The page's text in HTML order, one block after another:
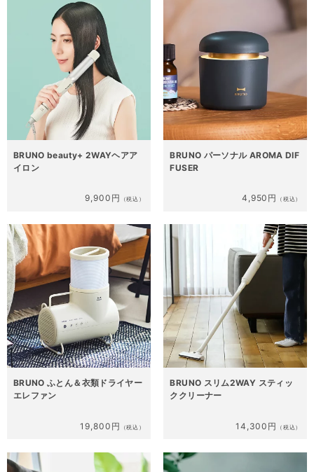
BRUNO beauty+ 2WAYヘアア
イロン
9,900円 （税込）
BRUNO パーソナル AROMA DIF
FUSER
4,950円 （税込）
BRUNO ふとん＆衣類ドライヤー
エレファン
19,800円 （税込）
BRUNO スリム2WAY スティッ
ククリーナー
14,300円 （税込）